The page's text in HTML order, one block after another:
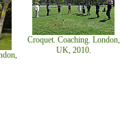
Croquet. Coaching. London,
UK, 2010.